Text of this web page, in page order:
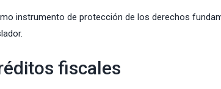
instrumento de protección de los derechos
fiscales